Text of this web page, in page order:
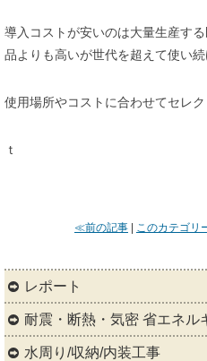
導入コストが安いのは大量生産す
品よりも高いが世代を超えて使い続
使用場所やコストに合わせてセレ
ｔ
≪前の記事 このカテゴリ
レポート
耐震・断熱・気密 省エネル
水周り/収納/内装工事